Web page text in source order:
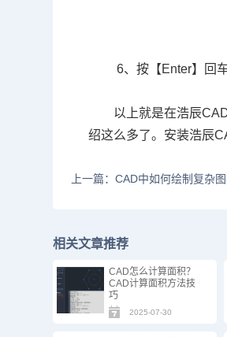
6、按【Enter】回
以上就是在浩辰
绍这么多了。安装浩辰
上一篇：CAD中如何绘制复杂
相关文章推荐
CAD怎么计算面积？
CAD计算面积方法技
巧
2025-07-30